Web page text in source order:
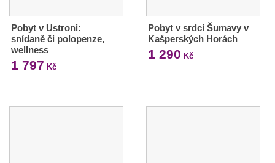
Pobyt v Ustroni:
snídaně či polopenze,
wellness
1 797 Kč
Pobyt v srdci Šumavy v
Kašperských Horách
1 290 Kč